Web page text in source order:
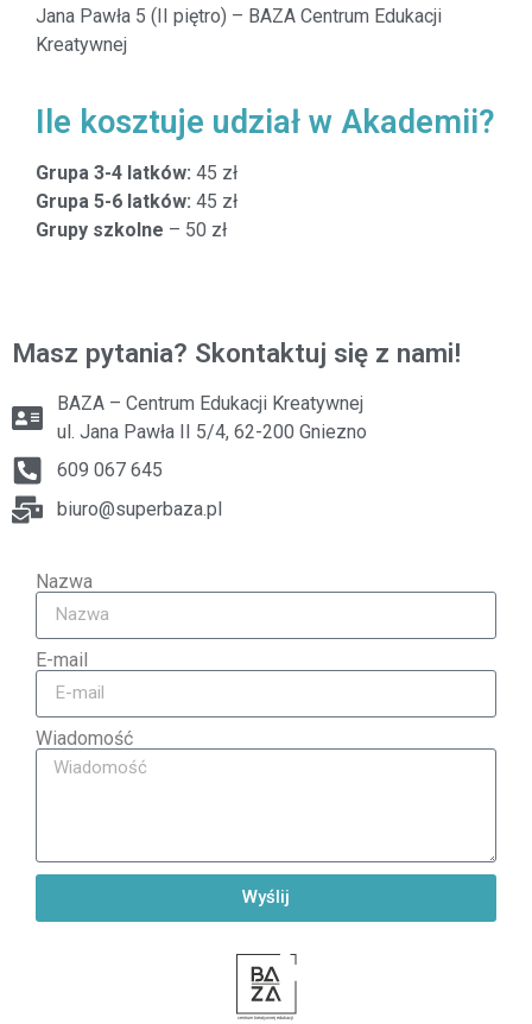
Jana Pawła 5 (II piętro) – BAZA Centrum Edukacji
Kreatywnej
Ile kosztuje udział w Akademii?
Grupa 3-4 latków: 45 zł
Grupa 5-6 latków: 45 zł
Grupy szkolne – 50 zł
Masz pytania? Skontaktuj się z nami!
BAZA – Centrum Edukacji Kreatywnej
ul. Jana Pawła II 5/4, 62-200 Gniezno
609 067 645
biuro@superbaza.pl
Nazwa
E-mail
Wiadomość
Wyślij